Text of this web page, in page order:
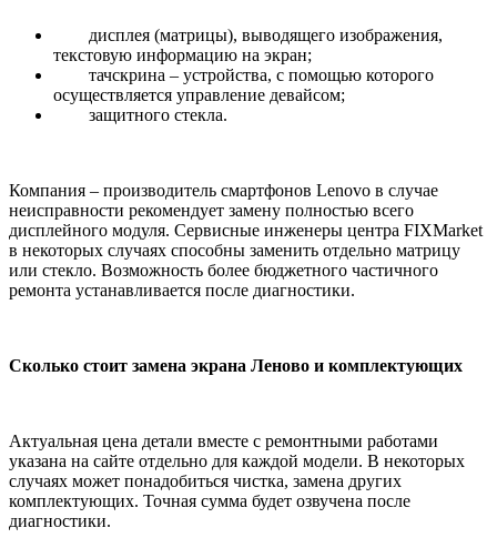
дисплея (матрицы), выводящего изображения,
текстовую информацию на экран;
тачскрина – устройства, с помощью которого
осуществляется управление девайсом;
защитного стекла.
Компания – производитель смартфонов Lenovo в случае
неисправности рекомендует замену полностью всего
дисплейного модуля. Сервисные инженеры центра FIXMarket
в некоторых случаях способны заменить отдельно матрицу
или стекло. Возможность более бюджетного частичного
ремонта устанавливается после диагностики.
Сколько стоит замена экрана Леново и комплектующих
Актуальная цена детали вместе с ремонтными работами
указана на сайте отдельно для каждой модели. В некоторых
случаях может понадобиться чистка, замена других
комплектующих. Точная сумма будет озвучена после
диагностики.